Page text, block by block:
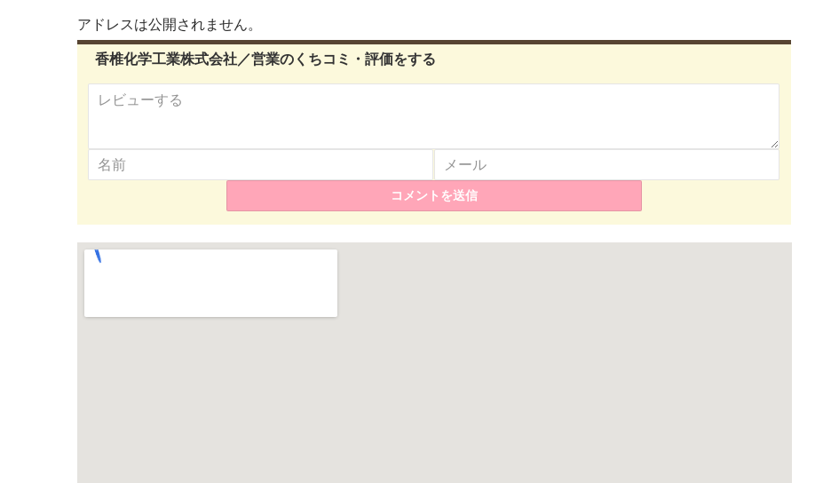
アドレスは公開されません。
香椎化学工業株式会社／営業のくちコミ・評価をする